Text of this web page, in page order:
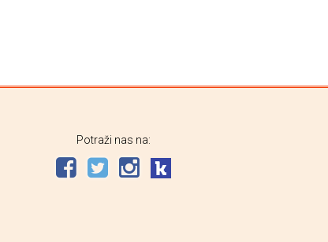
Potraži nas na: